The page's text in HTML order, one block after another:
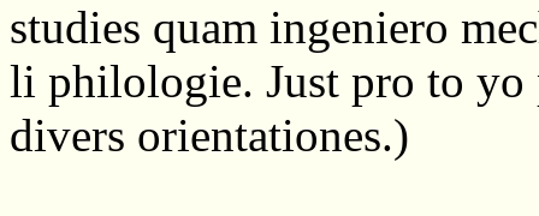
studies quam ingeniero
li philologie. Just pro to yo
divers orientationes.)